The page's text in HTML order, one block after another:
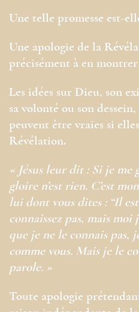
Une telle promesse est-
Une apologie de la
précisément à en
Les idées sur Dieu, son
sa volonté ou son
peuvent être vraies si
Révélation.
« Jésus leur dit : Si je
gloire n’est rien. C’est
lui dont vous dites : “Il
connaissez pas, mais
que je ne le connais pas,
comme vous. Mais je le
parole. »
Toute apologie